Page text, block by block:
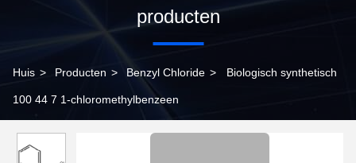
producten
Huis > Producten > Benzyl Chloride > Biologisch synthetisch
100 44 7 1-chloromethylbenzeen